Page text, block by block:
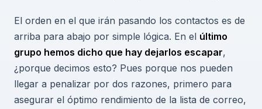
El orden en el que irán pasando los contactos es de
arriba para abajo por simple lógica. En el último
grupo hemos dicho que hay dejarlos escapar,
¿porque decimos esto? Pues porque nos pueden
llegar a penalizar por dos razones, primero para
asegurar el óptimo rendimiento de la lista de correo,